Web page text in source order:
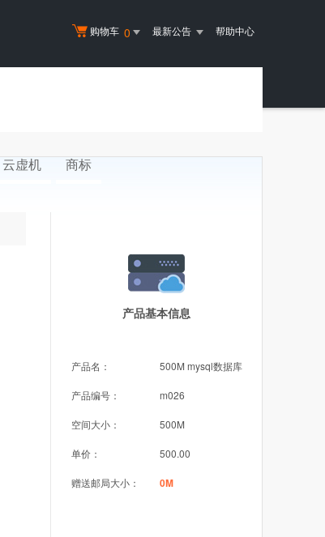
购物车 0 最新公告 帮助中心
云虚机 商标
产品基本信息
产品名： 500M mysql数据库
产品编号： m026
空间大小： 500M
单价： 500.00
赠送邮局大小： 0M